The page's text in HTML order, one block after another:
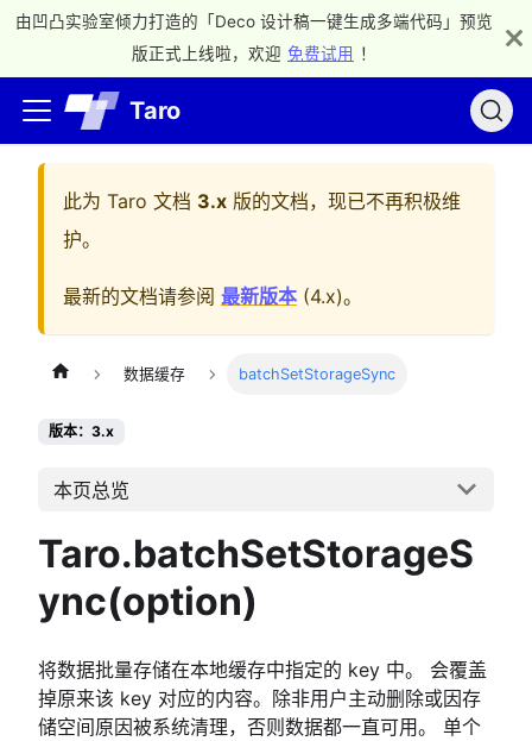
由凹凸实验室倾力打造的「Deco 设计稿一键生成多端代码」预览
版正式上线啦，欢迎 免费试用 ！
Taro
此为 Taro 文档 3.x 版的文档，现已不再积极维
护。
最新的文档请参阅 最新版本 (4.x)。
数据缓存 batchSetStorageSync
版本：3.x
本页总览
Taro.batchSetStorageS
ync(option)
将数据批量存储在本地缓存中指定的 key 中。 会覆盖
掉原来该 key 对应的内容。除非用户主动删除或因存
储空间原因被系统清理，否则数据都一直可用。 单个